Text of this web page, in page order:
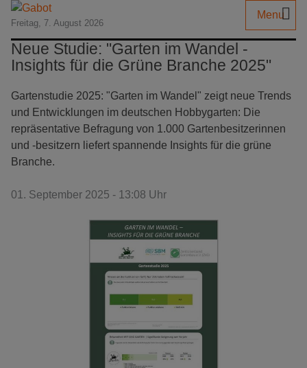
Freitag, 7. August 2026
Menu
Neue Studie: "Garten im Wandel -
Insights für die Grüne Branche 2025"
Gartenstudie 2025: "Garten im Wandel" zeigt neue Trends
und Entwicklungen im deutschen Hobbygarten: Die
repräsentative Befragung von 1.000 Gartenbesitzerinnen
und -besitzern liefert spannende Insights für die grüne
Branche.
01. September 2025 - 13:08 Uhr